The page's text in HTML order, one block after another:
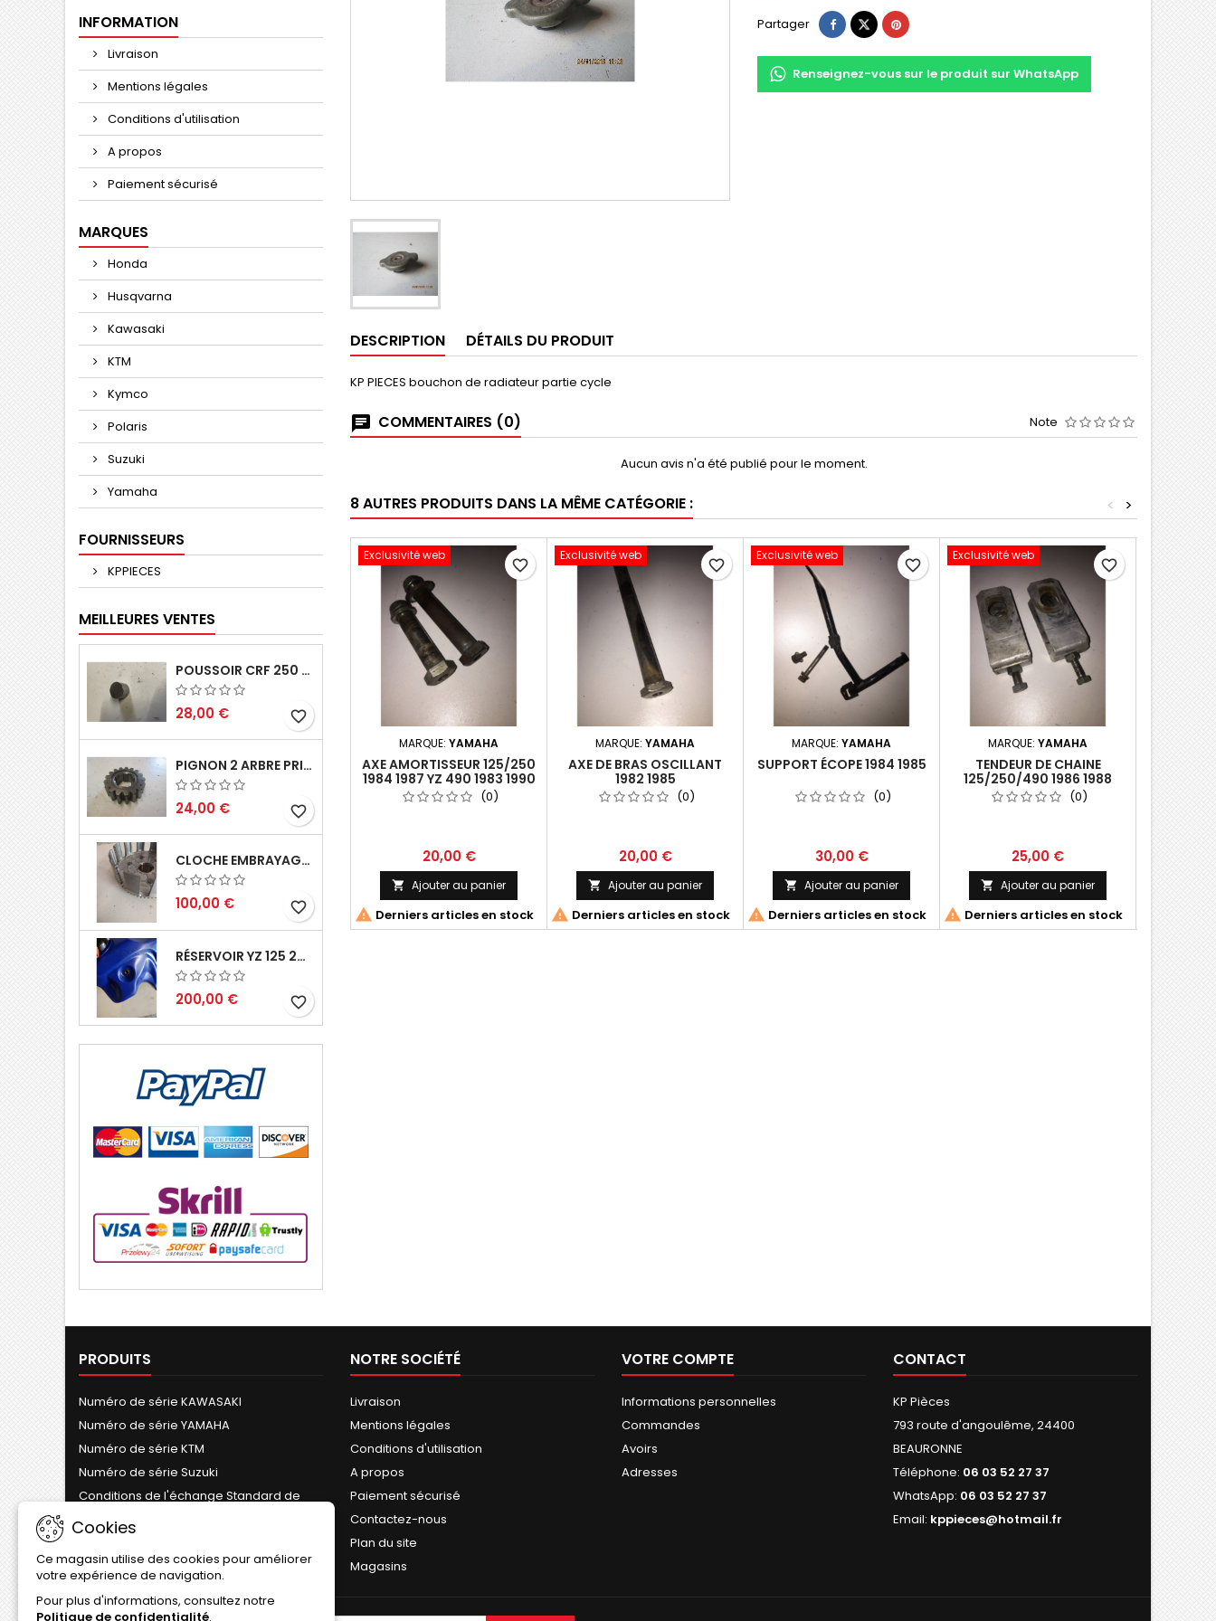
INFORMATION
Livraison
Mentions légales
Conditions d'utilisation
A propos
Paiement sécurisé
MARQUES
Honda
Husqvarna
Kawasaki
KTM
Kymco
Polaris
Suzuki
Yamaha
FOURNISSEURS
KPPIECES
MEILLEURES VENTES
POUSSOIR CRF 250 2005 2006
28,00 € favorite_border
PIGNON 2 ARBRE PRIMAIRE CR 250 1994
24,00 € favorite_border
CLOCHE EMBRAYAGE YZ 125 1994 2004
100,00 € favorite_border
RÉSERVOIR YZ 125 2002 2004
200,00 € favorite_border
Partager
Renseignez-vous sur le produit sur WhatsApp
DESCRIPTION DÉTAILS DU PRODUIT
KP PIECES bouchon de radiateur partie cycle
COMMENTAIRES (0) Note
Aucun avis n'a été publié pour le moment.
8 AUTRES PRODUITS DANS LA MÊME CATÉGORIE : >
<
Exclusivité web
MARQUE: YAMAHA
AXE AMORTISSEUR 125/250
1984 1987 YZ 490 1983 1990
(0)
20,00 €
 Ajouter au panier
 Derniers articles en stock
favorite_border
Exclusivité web
MARQUE: YAMAHA
AXE DE BRAS OSCILLANT
1982 1985
(0)
20,00 €
 Ajouter au panier
 Derniers articles en stock
favorite_border
Exclusivité web
MARQUE: YAMAHA
SUPPORT ÉCOPE 1984 1985
(0)
30,00 €
 Ajouter au panier
 Derniers articles en stock
favorite_border
Exclusivité web
MARQUE: YAMAHA
TENDEUR DE CHAINE
125/250/490 1986 1988
(0)
25,00 €
 Ajouter au panier
 Derniers articles en stock
favorite_border
PRODUITS
Numéro de série KAWASAKI
Numéro de série YAMAHA
Numéro de série KTM
Numéro de série Suzuki
Conditions de l'échange Standard de
Cylindre
NOTRE SOCIÉTÉ
Livraison
Mentions légales
Conditions d'utilisation
A propos
Paiement sécurisé
Contactez-nous
Plan du site
Magasins
VOTRE COMPTE
Informations personnelles
Commandes
Avoirs
Adresses
CONTACT
KP Pièces
793 route d'angoulême, 24400
BEAURONNE
Téléphone: 06 03 52 27 37
WhatsApp: 06 03 52 27 37
Email: kppieces@hotmail.fr
Cookies
Ce magasin utilise des cookies pour améliorer
votre expérience de navigation.
Pour plus d'informations, consultez notre
Politique de confidentialité.